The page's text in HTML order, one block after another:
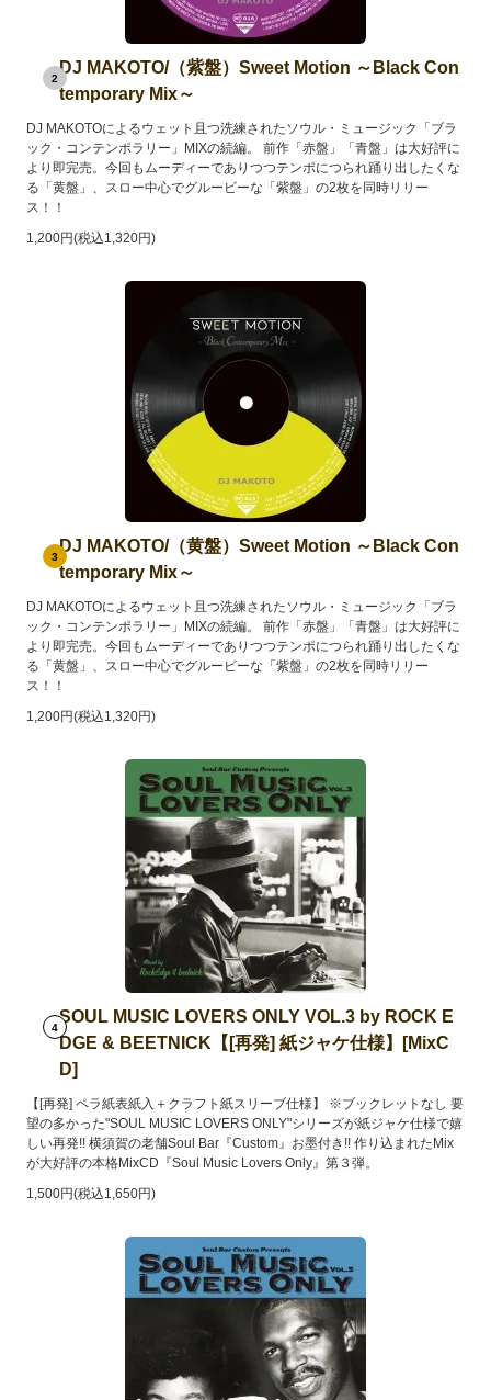
2
DJ MAKOTO/（紫盤）Sweet Motion ～Black Con
temporary Mix～
DJ MAKOTOによるウェット且つ洗練されたソウル・ミュージック「ブラ
ック・コンテンポラリー」MIXの続編。 前作「赤盤」「青盤」は大好評に
より即完売。今回もムーディーでありつつテンポにつられ踊り出したくな
る「黄盤」、スロー中心でグルービーな「紫盤」の2枚を同時リリー
ス！！
1,200円(税込1,320円)
3
DJ MAKOTO/（黄盤）Sweet Motion ～Black Con
temporary Mix～
DJ MAKOTOによるウェット且つ洗練されたソウル・ミュージック「ブラ
ック・コンテンポラリー」MIXの続編。 前作「赤盤」「青盤」は大好評に
より即完売。今回もムーディーでありつつテンポにつられ踊り出したくな
る「黄盤」、スロー中心でグルービーな「紫盤」の2枚を同時リリー
ス！！
1,200円(税込1,320円)
4
SOUL MUSIC LOVERS ONLY VOL.3 by ROCK E
DGE & BEETNICK【[再発] 紙ジャケ仕様】[MixC
D]
【[再発] ペラ紙表紙入＋クラフト紙スリーブ仕様】 ※ブックレットなし 要
望の多かった"SOUL MUSIC LOVERS ONLY"シリーズが紙ジャケ仕様で嬉
しい再発!! 横須賀の老舗Soul Bar『Custom』お墨付き!! 作り込まれたMix
が大好評の本格MixCD『Soul Music Lovers Only』第３弾。
1,500円(税込1,650円)